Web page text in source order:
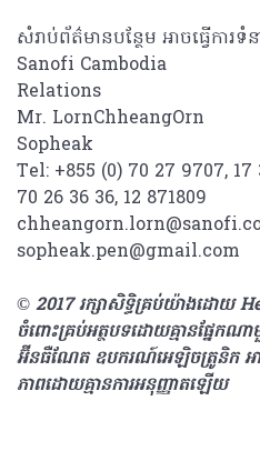
សំរាប់ព័ត៌មានបន្ថែម អាចធ្វើការ
Sanofi
Relations
Mr.
Sopheak
Tel: +855 (0) 70 27 9707,
70 26 36 36, 12 871809
sopheak.pen@gmail.com
© 2017 រក្សាសិទ្ធិគ្រប់យ៉ាង​ដោយ
ចំពោះគ្រប់អត្ថបទដោយគ្មានផ្នែកណ
អ៊ីនធឺណែត ឧបករណ៍អេឡិចត្រូនិក អ
ភាពដោយគ្មានការអនុញ្ញាតឡើយ